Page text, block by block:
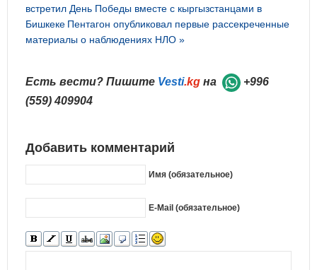
встретил День Победы вместе с кыргызстанцами в
Бишкеке Пентагон опубликовал первые рассекреченные
материалы о наблюдениях НЛО »
Есть вести? Пишите Vesti.kg на
+996
(559) 409904
Добавить комментарий
Имя (обязательное)
E-Mail (обязательное)